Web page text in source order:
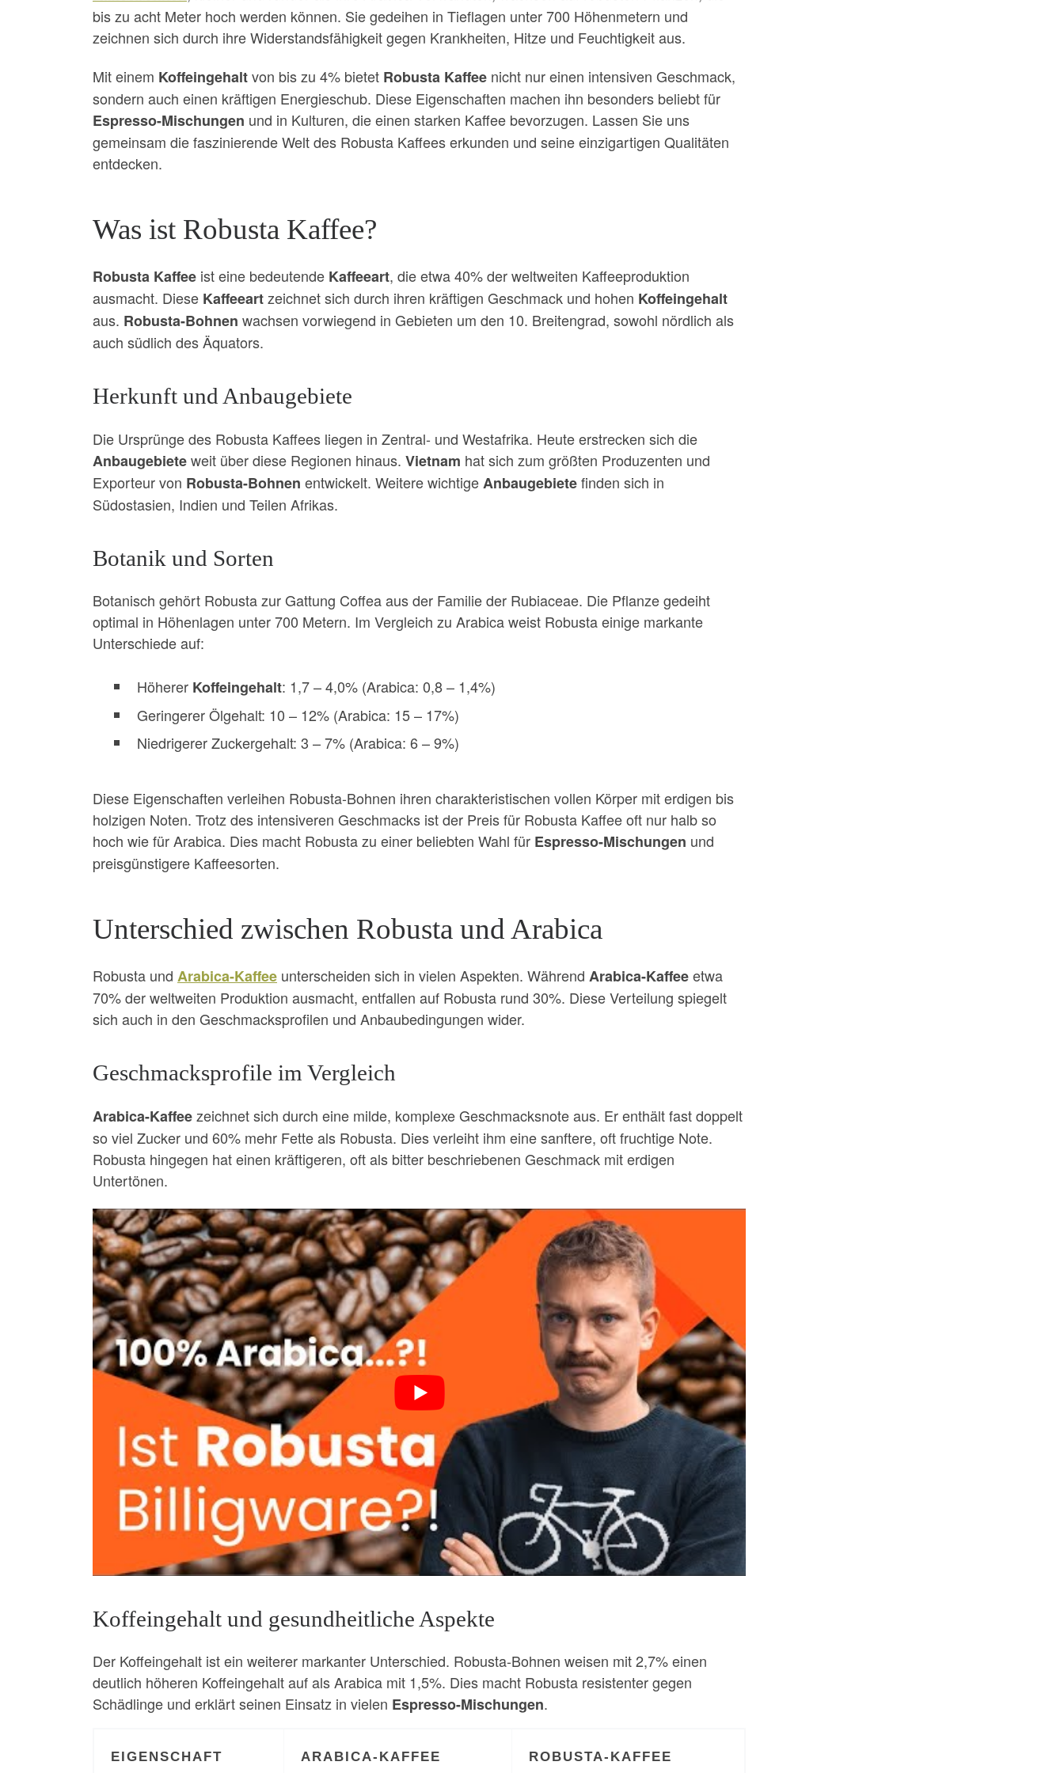
bis zu acht Meter hoch werden können. Sie gedeihen in Tieflagen unter 700 Höhenmetern und
zeichnen sich durch ihre Widerstandsfähigkeit gegen Krankheiten, Hitze und Feuchtigkeit aus.
Mit einem Koffeingehaltvon bis zu 4% bietet Robusta Kaffee nicht nur einen intensiven Geschmack,
sondern auch einen kräftigen Energieschub. Diese Eigenschaften machen ihn besonders beliebt für
Espresso-Mischungen und in Kulturen, die einen starken Kaffee bevorzugen. Lassen Sie uns
gemeinsam die faszinierende Welt des Robusta Kaffees erkunden und seine einzigartigen Qualitäten
entdecken.
Was ist Robusta Kaffee?
Robusta Kaffee ist eine bedeutende Kaffeeart, die etwa 40% der weltweiten Kaffeeproduktion
ausmacht. Diese Kaffeeartzeichnet sich durch ihren kräftigen Geschmack und hohen Koffeingehalt
aus. Robusta-Bohnen wachsen vorwiegend in Gebieten um den 10. Breitengrad, sowohl nördlich als
auch südlich des Äquators.
Herkunft und Anbaugebiete
Die Ursprünge des Robusta Kaffees liegen in Zentral- und Westafrika. Heute erstrecken sich die
Anbaugebieteweit über diese Regionen hinaus. Vietnam hat sich zum größten Produzenten und
Exporteur von Robusta-Bohnen entwickelt. Weitere wichtigeAnbaugebietefinden sich in
Südostasien, Indien und Teilen Afrikas.
Botanik und Sorten
Botanisch gehört Robusta zur Gattung Coffea aus der Familie der Rubiaceae. Die Pflanze gedeiht
optimal in Höhenlagen unter 700 Metern. Im Vergleich zu Arabica weist Robusta einige markante
Unterschiede auf:
Höherer Koffeingehalt: 1,7 – 4,0% (Arabica: 0,8 – 1,4%)
Geringerer Ölgehalt: 10 – 12% (Arabica: 15 – 17%)
Niedrigerer Zuckergehalt: 3 – 7% (Arabica: 6 – 9%)
Diese Eigenschaften verleihen Robusta-Bohnen ihren charakteristischen vollen Körper mit erdigen bis
holzigen Noten. Trotz des intensiveren Geschmacks ist der Preis für Robusta Kaffee oft nur halb so
hoch wie für Arabica. Dies macht Robusta zu einer beliebten Wahl für Espresso-Mischungen und
preisgünstigere Kaffeesorten.
Unterschied zwischen Robusta und Arabica
Robusta und Arabica-Kaffee unterscheiden sich in vielen Aspekten. Während Arabica-Kaffeeetwa
70% der weltweiten Produktion ausmacht, entfallen auf Robusta rund 30%. Diese Verteilung spiegelt
sich auch in den Geschmacksprofilen und Anbaubedingungen wider.
Geschmacksprofile im Vergleich
Arabica-Kaffeezeichnet sich durch eine milde, komplexe Geschmacksnote aus. Er enthält fast doppelt
so viel Zucker und 60% mehr Fette als Robusta. Dies verleiht ihm eine sanftere, oft fruchtige Note.
Robusta hingegen hat einen kräftigeren, oft als bitter beschriebenen Geschmack mit erdigen
Untertönen.
Koffeingehalt und gesundheitliche Aspekte
Der Koffeingehalt ist ein weiterer markanter Unterschied. Robusta-Bohnen weisen mit 2,7% einen
deutlich höheren Koffeingehalt auf als Arabica mit 1,5%. Dies macht Robusta resistenter gegen
Schädlinge und erklärt seinen Einsatz in vielen Espresso-Mischungen.
EIGENSCHAFT ARABICA-KAFFEE ROBUSTA-KAFFEE